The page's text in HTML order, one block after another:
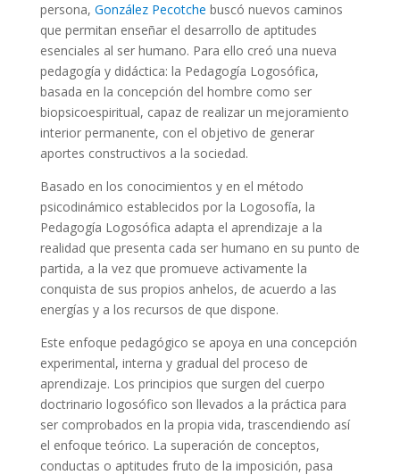
persona, González Pecotche buscó nuevos caminos
que permitan enseñar el desarrollo de aptitudes
esenciales al ser humano. Para ello creó una nueva
pedagogía y didáctica: la Pedagogía Logosófica,
basada en la concepción del hombre como ser
biopsicoespiritual, capaz de realizar un mejoramiento
interior permanente, con el objetivo de generar
aportes constructivos a la sociedad.
Basado en los conocimientos y en el método
psicodinámico establecidos por la Logosofía, la
Pedagogía Logosófica adapta el aprendizaje a la
realidad que presenta cada ser humano en su punto de
partida, a la vez que promueve activamente la
conquista de sus propios anhelos, de acuerdo a las
energías y a los recursos de que dispone.
Este enfoque pedagógico se apoya en una concepción
experimental, interna y gradual del proceso de
aprendizaje. Los principios que surgen del cuerpo
doctrinario logosófico son llevados a la práctica para
ser comprobados en la propia vida, trascendiendo así
el enfoque teórico. La superación de conceptos,
conductas o aptitudes fruto de la imposición, pasa